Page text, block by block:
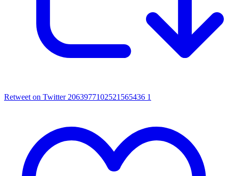
Retweet on Twitter 2063977102521565436 1